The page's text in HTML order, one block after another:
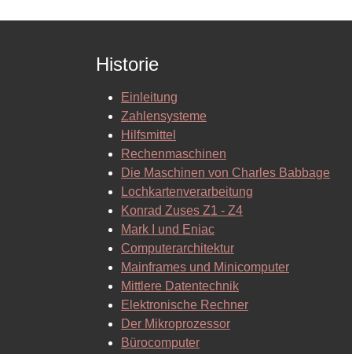
Historie
Einleitung
Zahlensysteme
Hilfsmittel
Rechenmaschinen
Die Maschinen von Charles Babbage
Lochkartenverarbeitung
Konrad Zuses Z1 - Z4
Mark I und Eniac
Computerarchitektur
Mainframes und Minicomputer
Mittlere Datentechnik
Elektronische Rechner
Der Mikroprozessor
Bürocomputer